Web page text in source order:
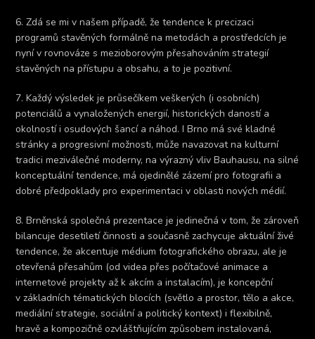
6. Zdá se mi v našem případě, že tendence k precizaci
programů stavěných formálně na metodách a prostředcích je
nyní v rovnováze s mezioborovým přesahováním strategií
stavěných na přístupu a obsahu, a to je pozitivní.
7. Každý výsledek je průsečíkem veškerých (i osobních)
potenciálů a vynaložených energií, historických daností a
okolností i osudových šancí a náhod. I Brno má své kladné
stránky a progresivní možnosti, může navazovat na kulturní
tradici meziválečné moderny, na výrazný vliv Bauhausu, na silné
konceptuální tendence, má ojedinělé zázemí pro fotografii a
dobré předpoklady pro experimentaci v oblasti nových médií.
8. Brněnská společná prezentace je jedinečná v tom, že zároveň
bilancuje desetiletí činnosti a současně zachycuje aktuální živé
tendence, že akcentuje médium fotografického obrazu, ale je
otevřená přesahům (od videa přes počítačové animace a
internetové projekty až k akcím a instalacím), je koncepční
v základních tématických blocích (světlo a prostor, tělo a akce,
mediální strategie, sociální a politický kontext) i flexibilně,
hravě a kompozičně ozvláštňujícím způsobem instalovaná,